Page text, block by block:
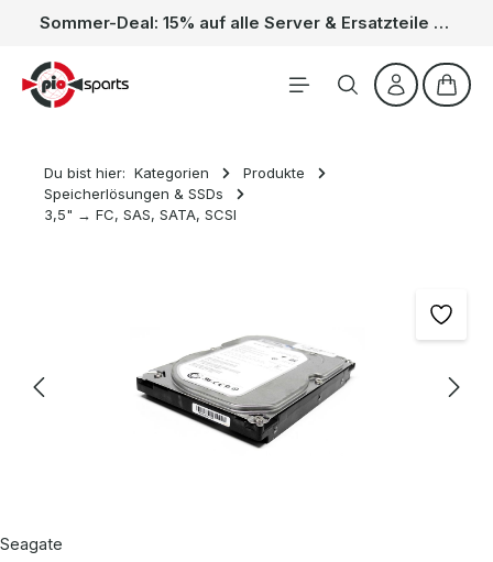
Zum Hauptinhalt springen Sommer-Deal: 15% auf alle Server & Ersatzteile – Kein Code nötig, der Rabatt wird automatisch im Warenkorb abgezogen. Gültig vom 01.06. bis 31.08.
Du bist hier: Kategorien
Produkte
Speicherlösungen & SSDs
3,5" → FC, SAS, SATA, SCSI
Seagate